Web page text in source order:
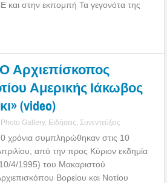
και στην εκπομπή Τα γεγονότα της
Αρχιεπίσκοπος
Αμερικής Ιάκωβος
(video)
Photo Gallery, Ειδήσεις Συνεντεύξεις
χρόνια συμπληρώθηκαν στις 10
από την προς Κύριον εκδημία
4/1995) του Μακαριστού
Βορείου και Νοτίου